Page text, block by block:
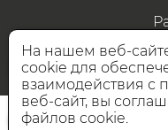
НАШИ
На нашем веб-
cookie для
взаимодействия с
веб-сайт, вы
файлов cookie.